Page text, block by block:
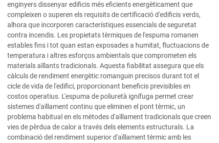
enginyers dissenyar edificis més eficients energèticament que
compleixen o superen els requisits de certificació d'edificis verds,
alhora que incorporen característiques essencials de seguretat
contra incendis. Les propietats tèrmiques de l'espuma romanen
estables fins i tot quan estan exposades a humitat, fluctuacions de
temperatura i altres esforços ambientals que comprometen els
materials aïllants tradicionals. Aquesta fiabilitat assegura que els
càlculs de rendiment energètic romanguin precisos durant tot el
cicle de vida de l'edifici, proporcionant beneficis previsibles en
costos operatius. L'espuma de poliuretà ignífuga permet crear
sistemes d'aïllament continu que eliminen el pont tèrmic, un
problema habitual en els mètodes d'aïllament tradicionals que creen
vies de pèrdua de calor a través dels elements estructurals. La
combinació del rendiment superior d'aïllament tèrmic amb les